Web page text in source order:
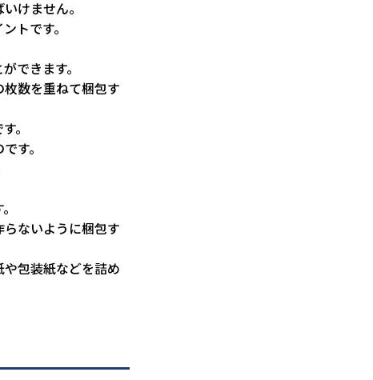
けません。
トです。
できます。
数を重ねて梱包す
。
す。
ないように梱包す
包装紙などを詰め